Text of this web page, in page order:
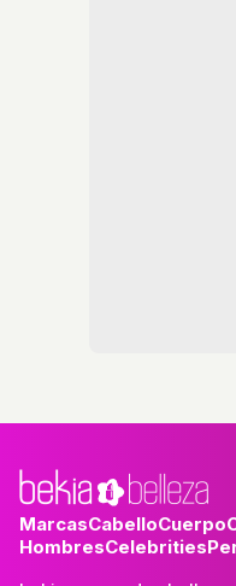
MarcasCabelloCuerpo
HombresCelebrities